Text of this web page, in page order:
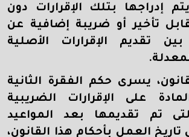
إدراجها بتلك الإقرارات دون
تأخير أو ضريبة إضافية عن
تقديم الإقرارات الأصلية
يسرى حكم الفقرة الثانية
على الإقرارات الضريبية
تم تقديمها بعد المواعيد
تاريخ العمل بأحكام هذا القانون،